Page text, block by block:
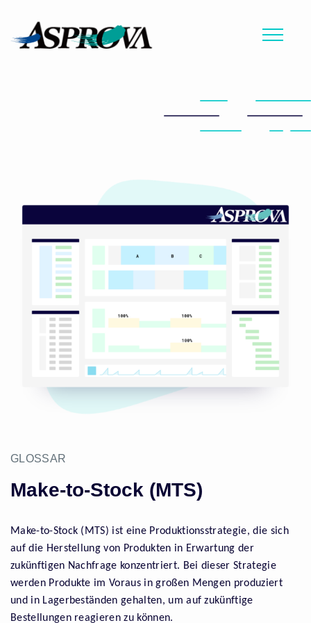
GLOSSAR
Make-to-Stock (MTS)
Make-to-Stock (MTS) ist eine Produktionsstrategie, die sich
auf die Herstellung von Produkten in Erwartung der
zukünftigen Nachfrage konzentriert. Bei dieser Strategie
werden Produkte im Voraus in großen Mengen produziert
und in Lagerbeständen gehalten, um auf zukünftige
Bestellungen reagieren zu können.